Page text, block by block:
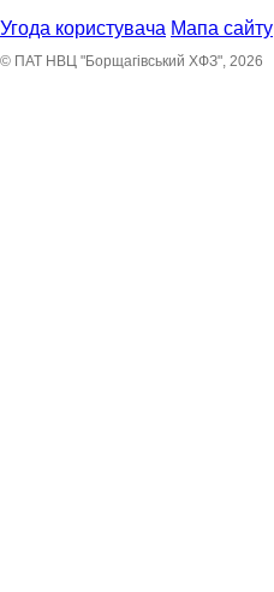
Угода користувача Мапа сайту
© ПАТ НВЦ "Борщагівський ХФЗ", 2026